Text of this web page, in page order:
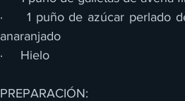
·     1 puño de azúcar
anaranjado
·     Hielo
PREPARACIÓN: